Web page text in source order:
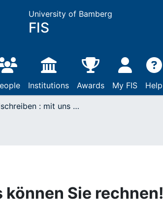
University of Bamberg
FIS
Institutions Awards My FIS Help
Rundschreiben : mit uns können Sie rechnen!
Sie rechnen!